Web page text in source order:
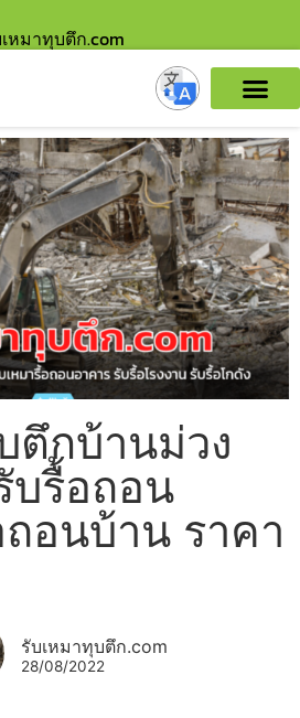
หมาทุบตึก.com
ตึกบ้านม่วง
บรื้อถอน
อนบ้าน ราคา
รับเหมาทุบตึก.com
28/08/2022